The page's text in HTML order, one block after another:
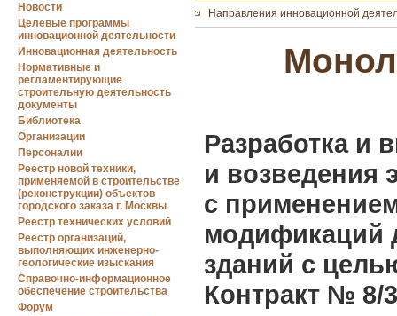
Новости
Целевые программы
инновационной деятельности
Инновационная деятельность
Нормативные и
регламентирующие
строительную деятельность
документы
Библиотека
Организации
Персоналии
Реестр новой техники,
применяемой в строительстве
(реконструкции) объектов
городского заказа г. Москвы
Реестр технических условий
Реестр организаций,
выполняющих инженерно-
геологические изыскания
Справочно-информационное
обеспечение строительства
Форум
Направления инновационной
Разработка и
и возведения
с
модификаций
зданий с
Контракт № 8/